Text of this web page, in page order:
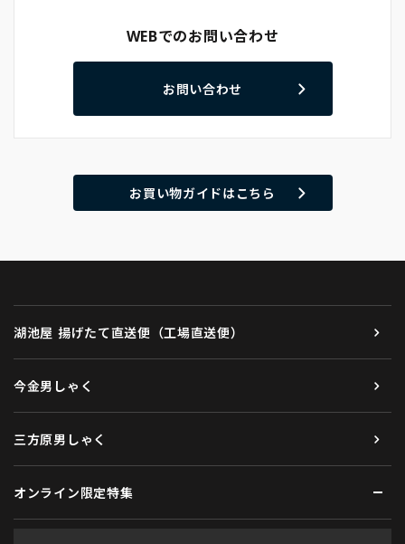
WEBでのお問い合わせ
お問い合わせ
お買い物ガイドはこちら
湖池屋 揚げたて直送便（工場直送便）
今金男しゃく
三方原男しゃく
オンライン限定特集